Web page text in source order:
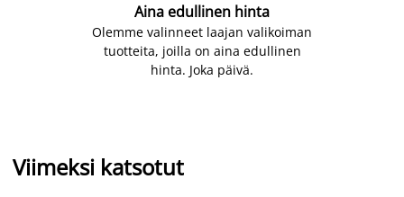
Aina edullinen hinta
Olemme valinneet laajan valikoiman
tuotteita, joilla on aina edullinen
hinta. Joka päivä.
Viimeksi katsotut